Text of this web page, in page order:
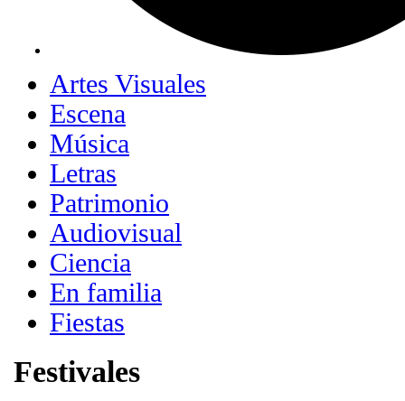
Artes Visuales
Escena
Música
Letras
Patrimonio
Audiovisual
Ciencia
En familia
Fiestas
Festivales